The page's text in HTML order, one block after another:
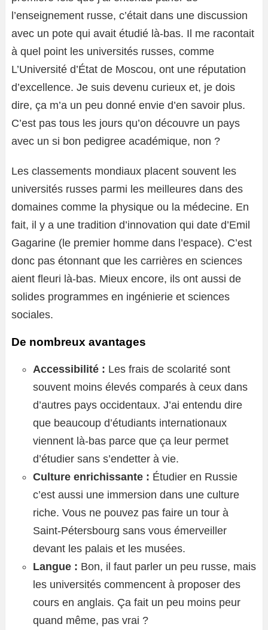
l’enseignement russe, c’était dans une discussion
avec un pote qui avait étudié là-bas. Il me racontait
à quel point les universités russes, comme
L’Université d’État de Moscou, ont une réputation
d’excellence. Je suis devenu curieux et, je dois
dire, ça m’a un peu donné envie d’en savoir plus.
C’est pas tous les jours qu’on découvre un pays
avec un si bon pedigree académique, non ?
Les classements mondiaux placent souvent les
universités russes parmi les meilleures dans des
domaines comme la physique ou la médecine. En
fait, il y a une tradition d’innovation qui date d’Emil
Gagarine (le premier homme dans l’espace). C’est
donc pas étonnant que les carrières en sciences
aient fleuri là-bas. Mieux encore, ils ont aussi de
solides programmes en ingénierie et sciences
sociales.
De nombreux avantages
Accessibilité : Les frais de scolarité sont
souvent moins élevés comparés à ceux dans
d’autres pays occidentaux. J’ai entendu dire
que beaucoup d’étudiants internationaux
viennent là-bas parce que ça leur permet
d’étudier sans s’endetter à vie.
Culture enrichissante : Étudier en Russie
c’est aussi une immersion dans une culture
riche. Vous ne pouvez pas faire un tour à
Saint-Pétersbourg sans vous émerveiller
devant les palais et les musées.
Langue : Bon, il faut parler un peu russe, mais
les universités commencent à proposer des
cours en anglais. Ça fait un peu moins peur
quand même, pas vrai ?